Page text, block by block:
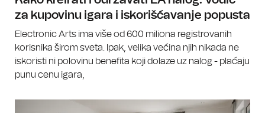
za kupovinu igara i iskorišćavanje popusta
Electronic Arts ima više od 600 miliona registrovanih
korisnika širom sveta. Ipak, velika većina njih nikada ne
iskoristi ni polovinu benefita koji dolaze uz nalog - plaćaju
punu cenu igara,